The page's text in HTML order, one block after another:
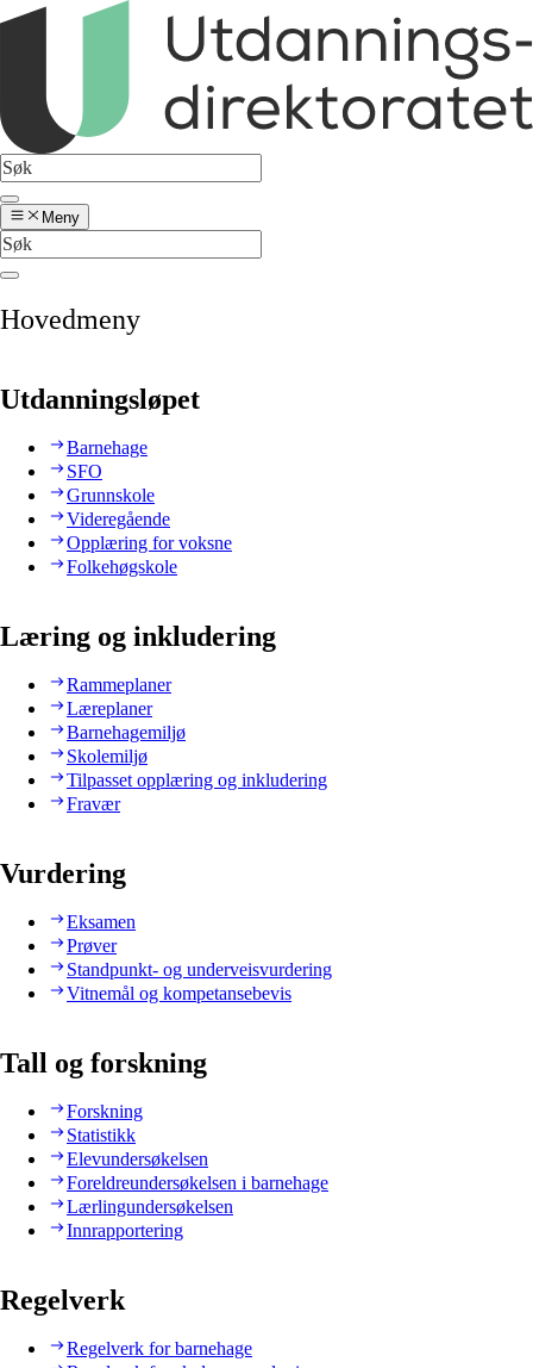
Meny
Hovedmeny
Utdanningsløpet
Barnehage
SFO
Grunnskole
Videregående
Opplæring for voksne
Folkehøgskole
Læring og inkludering
Rammeplaner
Læreplaner
Barnehagemiljø
Skolemiljø
Tilpasset opplæring og inkludering
Fravær
Vurdering
Eksamen
Prøver
Standpunkt- og underveisvurdering
Vitnemål og kompetansebevis
Tall og forskning
Forskning
Statistikk
Elevundersøkelsen
Foreldreundersøkelsen i barnehage
Lærlingundersøkelsen
Innrapportering
Regelverk
Regelverk for barnehage